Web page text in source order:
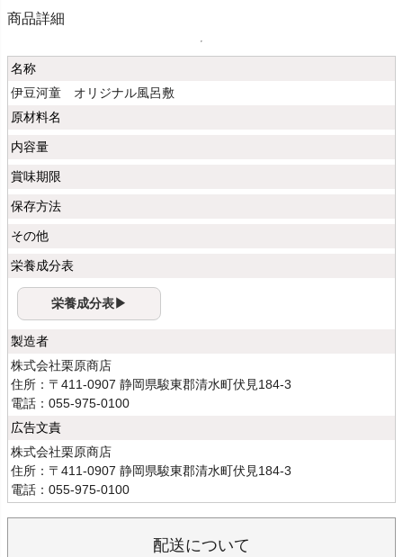
商品詳細
名称
伊豆河童 オリジナル風呂敷
原材料名
内容量
賞味期限
保存方法
その他
栄養成分表
栄養成分表▶
製造者
株式会社栗原商店
住所：〒411-0907 静岡県駿東郡清水町伏見184-3
電話：055-975-0100
広告文責
株式会社栗原商店
住所：〒411-0907 静岡県駿東郡清水町伏見184-3
電話：055-975-0100
配送について